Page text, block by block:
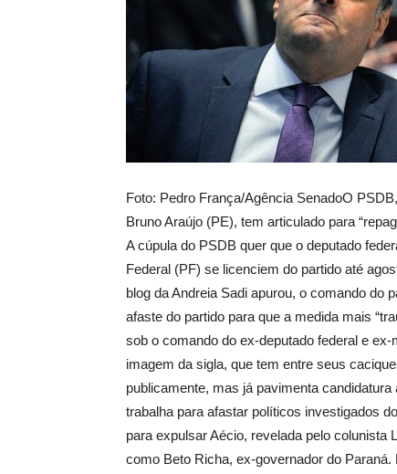
Foto: Pedro França/Agência SenadoO
Bruno Araújo (PE), tem articulado para
A cúpula do PSDB quer que o deputado
Federal (PF) se licenciem do partido até
blog da Andreia Sadi apurou, o comando do
afaste do partido para que a medida mais
sob o comando do ex-deputado federal e
imagem da sigla, que tem entre seus
publicamente, mas já pavimenta
trabalha para afastar políticos investigados
para expulsar Aécio, revelada pelo
como Beto Richa, ex-governador do